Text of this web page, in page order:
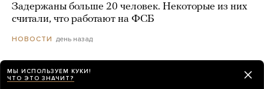
Задержаны больше 20 человек. Некоторые из них
считали, что работают на ФСБ
НОВОСТИ день назад
В Москве прозвучал громкий взрыв. Его
МЫ ИСПОЛЬЗУЕМ КУКИ!
ЧТО ЭТО ЗНАЧИТ?